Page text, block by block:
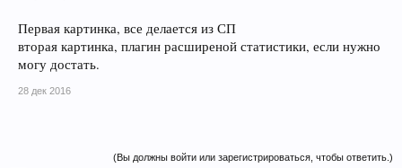
Первая картинка, все делается из СП
вторая картинка, плагин расширеной статистики, если нужно
могу достать.
28 дек 2016
(Вы должны войти или зарегистрироваться, чтобы ответить.)